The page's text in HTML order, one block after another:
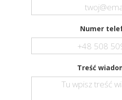
Numer
Treść